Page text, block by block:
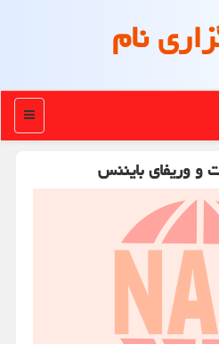
نام
منو
و وریفای بایننس